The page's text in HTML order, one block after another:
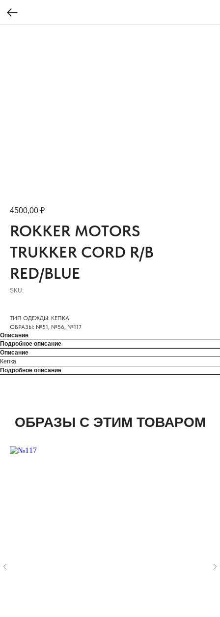
ROKKER MOTORS
TRUKKER CORD R/B
RED/BLUE
SKU:
4500,00 ₽
ТИП ОДЕЖДЫ: КЕПКА
ОБРАЗЫ: №51, №56, №117
Описание
Подробное описание
Описание
Кепка
Подробное описание
ОБРАЗЫ С ЭТИМ ТОВАРОМ